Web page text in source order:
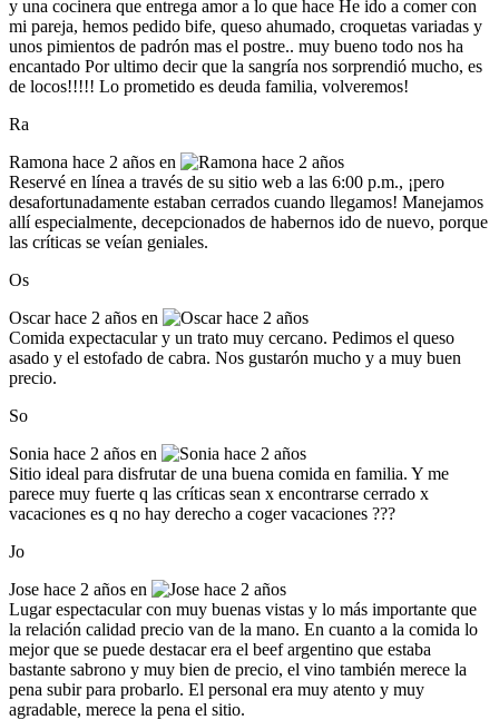
y una cocinera que entrega amor a lo que hace He ido a comer con
mi pareja, hemos pedido bife, queso ahumado, croquetas variadas y
unos pimientos de padrón mas el postre.. muy bueno todo nos ha
encantado Por ultimo decir que la sangría nos sorprendió mucho, es
de locos!!!!! Lo prometido es deuda familia, volveremos!
Ra
Ramona hace 2 años en
Reservé en línea a través de su sitio web a las 6:00 p.m., ¡pero
desafortunadamente estaban cerrados cuando llegamos! Manejamos
allí especialmente, decepcionados de habernos ido de nuevo, porque
las críticas se veían geniales.
Os
Oscar hace 2 años en
Comida expectacular y un trato muy cercano. Pedimos el queso
asado y el estofado de cabra. Nos gustarón mucho y a muy buen
precio.
So
Sonia hace 2 años en
Sitio ideal para disfrutar de una buena comida en familia. Y me
parece muy fuerte q las críticas sean x encontrarse cerrado x
vacaciones es q no hay derecho a coger vacaciones ???
Jo
Jose hace 2 años en
Lugar espectacular con muy buenas vistas y lo más importante que
la relación calidad precio van de la mano. En cuanto a la comida lo
mejor que se puede destacar era el beef argentino que estaba
bastante sabrono y muy bien de precio, el vino también merece la
pena subir para probarlo. El personal era muy atento y muy
agradable, merece la pena el sitio.